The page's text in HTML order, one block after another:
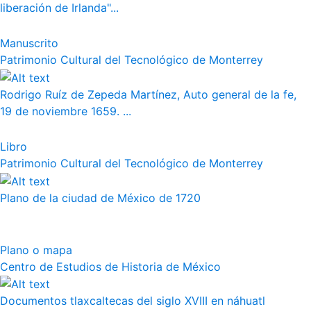
liberación de Irlanda"...
Manuscrito
Patrimonio Cultural del Tecnológico de Monterrey
Rodrigo Ruíz de Zepeda Martínez, Auto general de la fe,
19 de noviembre 1659. ...
Libro
Patrimonio Cultural del Tecnológico de Monterrey
Plano de la ciudad de México de 1720
Plano o mapa
Centro de Estudios de Historia de México
Documentos tlaxcaltecas del siglo XVIII en náhuatl